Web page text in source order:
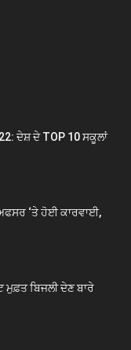
ਦੇਸ਼ ਦੇ TOP 10 ਸਕੂਲਾਂ
‘ਤੇ ਹੋਈ ਕਾਰਵਾਈ,
ਮੁਫ਼ਤ ਬਿਜਲੀ ਦੇਣ ਬਾਰੇ